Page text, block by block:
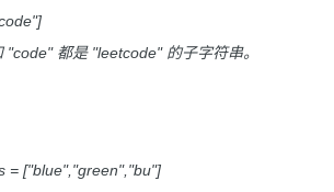
"code" 都是 "leetcode" 的子字符串。
= ["blue","green","bu"]